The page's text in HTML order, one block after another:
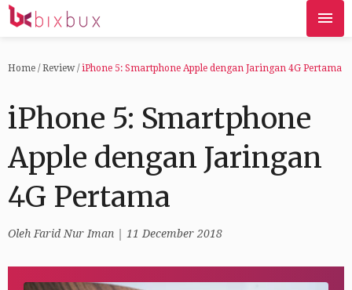
Home / Review/ iPhone 5: Smartphone Apple dengan Jaringan 4G Pertama
iPhone 5: Smartphone
Apple dengan Jaringan
4G Pertama
Oleh Farid Nur Iman | 11 December 2018